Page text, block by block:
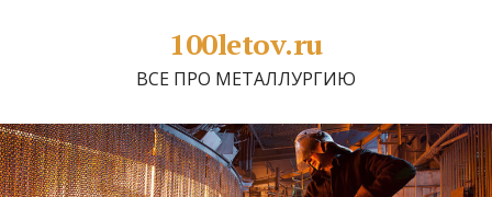
100letov.ru
ВСЕ ПРО МЕТАЛЛУРГИЮ